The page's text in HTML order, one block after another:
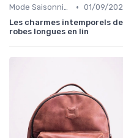
Mode Saisonnière • 01/09/
Les charmes intemporels
robes longues en lin